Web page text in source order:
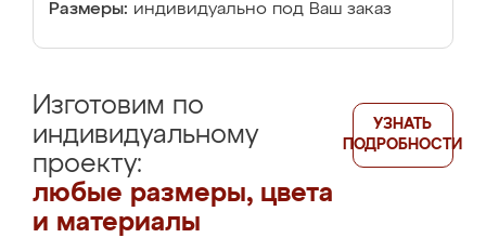
Размеры: индивидуально под Ваш заказ
Изготовим по
индивидуальному
проекту:
любые размеры, цвета
и материалы
УЗНАТЬ
ПОДРОБНОСТИ